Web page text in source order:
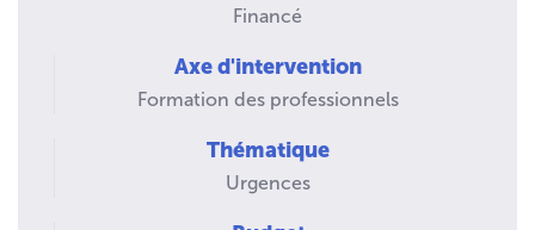
Financé
Axe d'intervention
Formation des professionnels
Thématique
Urgences